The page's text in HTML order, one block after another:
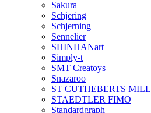
Sakura
Schjering
Schjerning
Sennelier
SHINHANart
Simply-t
SMT Creatoys
Snazaroo
ST CUTHEBERTS MILL
STAEDTLER FIMO
Standardgraph